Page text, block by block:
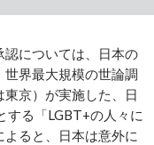
については、日本の
界最大規模の世論調
京）が実施した、日
る「LGBT+の人々に
ると、日本は意外に